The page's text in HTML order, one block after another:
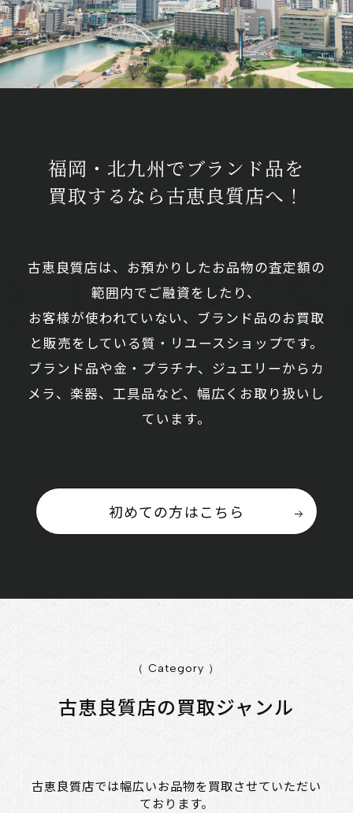
福岡・北九州でブランド品を
買取するなら古恵良質店へ！
古恵良質店は、お預かりしたお品物の査定額の
範囲内でご融資をしたり、
お客様が使われていない、ブランド品のお買取
と販売をしている質・リユースショップです。
ブランド品や金・プラチナ、ジュエリーからカ
メラ、楽器、工具品など、幅広くお取り扱いし
ています。
初めての方はこちら
（ Category ）
古恵良質店の買取ジャンル
古恵良質店では幅広いお品物を買取させていただい
ております。